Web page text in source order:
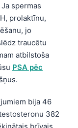
spermas
prolaktīnu,
jo
traucētu
atbilstoša
PSA pēc
bija 46
382
brīvais